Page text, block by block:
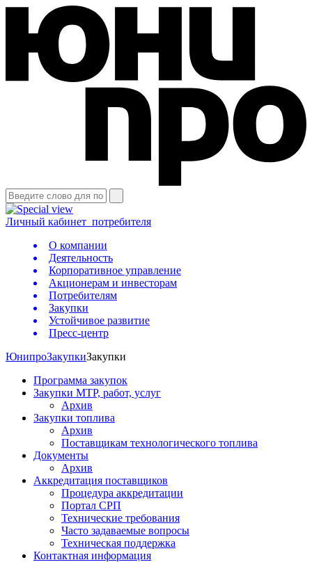
Личный кабинет потребителя
О компании
Деятельность
Корпоративное управление
Акционерам и инвесторам
Потребителям
Закупки
Устойчивое развитие
Пресс-центр
ЮнипроЗакупкиЗакупки
Программа закупок
Закупки МТР, работ, услуг
Архив
Закупки топлива
Архив
Поставщикам технологического топлива
Документы
Архив
Аккредитация поставщиков
Процедура аккредитации
Портал СРП
Технические требования
Часто задаваемые вопросы
Техническая поддержка
Контактная информация